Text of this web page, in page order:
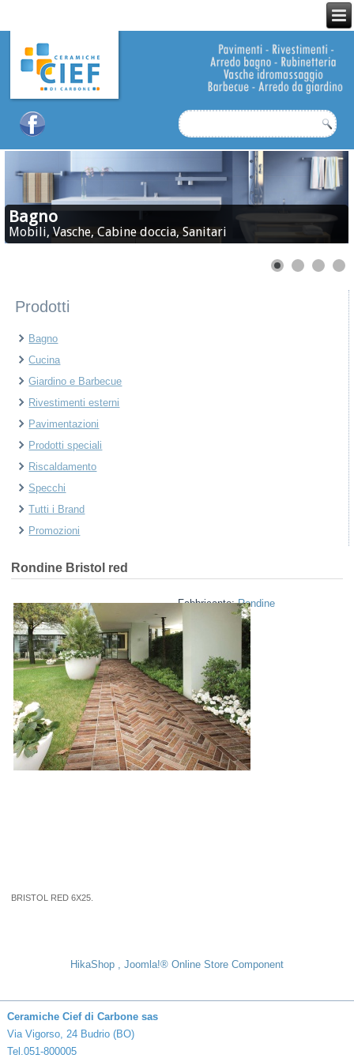
Bagno
Mobili, Vasche, Cabine doccia, Sanitari
Prodotti
Bagno
Cucina
Giardino e Barbecue
Rivestimenti esterni
Pavimentazioni
Prodotti speciali
Riscaldamento
Specchi
Tutti i Brand
Promozioni
Rondine Bristol red
Fabbricante:Rondine
BRISTOL RED 6X25.
HikaShop , Joomla!® Online Store Component
Ceramiche Cief di Carbone sas
Via Vigorso, 24 Budrio (BO)
Tel.051-800005